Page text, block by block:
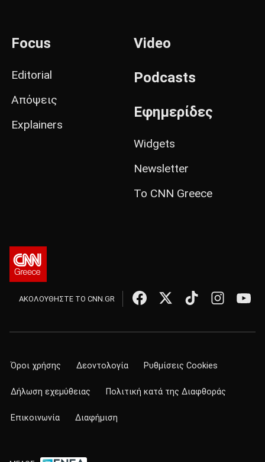
Focus
Editorial
Απόψεις
Explainers
Video
Podcasts
Εφημερίδες
Widgets
Newsletter
Το CNN Greece
ΑΚΟΛΟΥΘΗΣΤΕ ΤΟ CNN.GR
Όροι χρήσης Δεοντολογία Ρυθμίσεις Cookies
Δήλωση εχεμύθειας Πολιτική κατά της Διαφθοράς
Επικοινωνία Διαφήμιση